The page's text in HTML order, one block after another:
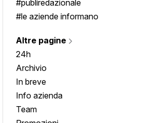
#publiredazionale
#le aziende informano
Altre pagine
24h
Archivio
In breve
Info azienda
Team